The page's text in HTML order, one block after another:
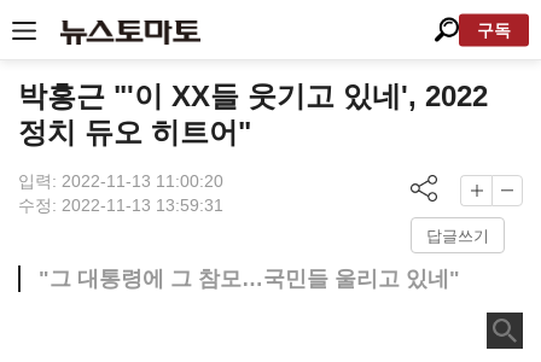
구독
박홍근 "'이 XX들 웃기고 있네', 2022
정치 듀오 히트어"
입력: 2022-11-13 11:00:20
수정: 2022-11-13 13:59:31
답글쓰기
"그 대통령에 그 참모…국민들 울리고 있네"